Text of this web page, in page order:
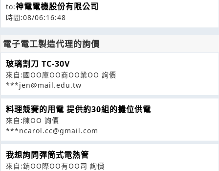
to:神電電機股份有限公司
時間:08/06:16:48
電子電工製造代理的詢價
玻璃割刀 TC-30V
來自:國OO庫OO商OO業OO 詢價
***jen@mail.edu.tw
料理競賽的用電 提供約30組的攤位供電
來自:陳OO 詢價
***ncarol.cc@gmail.com
我想詢問彈筒式電熱管
來自:銪OO際OO有OO司 詢價